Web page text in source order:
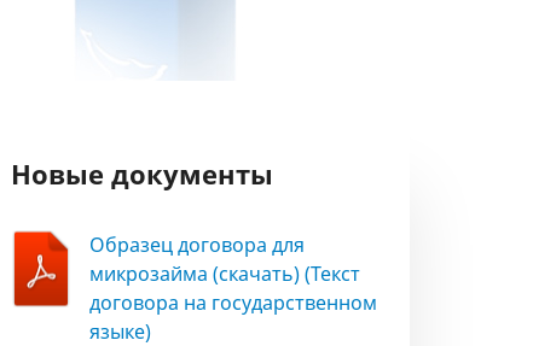
Новые документы
Образец договора для
микрозайма (скачать) (Текст
договора на государственном
языке)